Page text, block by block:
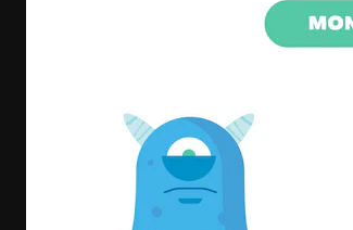
最高のクリエイティブ制作を導く
ットフォーム。クリエイター、企
店、スタジオを含む100万人以上
います。
日本語